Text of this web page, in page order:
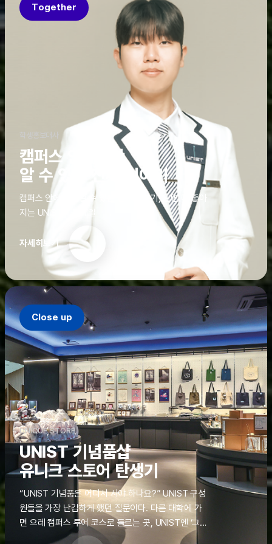
Together
학생홍보대사
캠퍼스 안에서만
알 수 있는 진짜 이야기
캠퍼스 안에서만 알 수 있는 진짜 이야기, 알면 더 좋아
지는 UNIST의 디테일
자세히보기
Close up
UNIQUE STORE
UNIST 기념품샵
유니크 스토어 탄생기
“UNIST 기념품은 어디서 사야 하나요?” UNIST 구성
원들을 가장 난감하게 했던 질문이다. 다른 대학에 가
면 으레 캠퍼스 투어 코스로 들르는 곳, UNIST엔 ‘그
것’이 없었다. 학교 탐방을 왔던 고등학생도, 자녀를 방